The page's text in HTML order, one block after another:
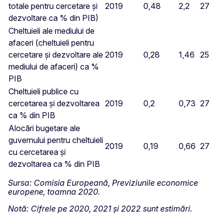
totale pentru cercetare și
dezvoltare ca % din PIB)
2019 0,48 2,2 27
Cheltuieli ale mediului de
afaceri (cheltuieli pentru
cercetare și dezvoltare ale
mediului de afaceri) ca %
PIB
2019 0,28 1,46 25
Cheltuieli publice cu
cercetarea și dezvoltarea
ca % din PIB
2019 0,2 0,73 27
Alocări bugetare ale
guvernului pentru cheltuieli
cu cercetarea și
dezvoltarea ca % din PIB
2019 0,19 0,66 27
Sursa: Comisia Europeană, Previziunile economice
europene, toamna 2020.
Notă: Cifrele pe 2020, 2021 și 2022 sunt estimări.